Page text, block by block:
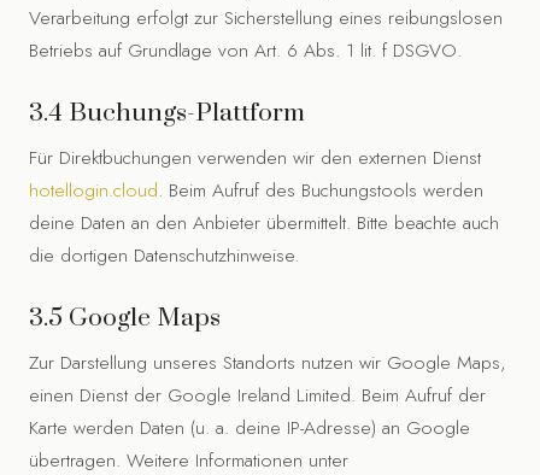
Verarbeitung erfolgt zur Sicherstellung eines reibungslosen
Betriebs auf Grundlage von Art. 6 Abs. 1 lit. f DSGVO.
3.4 Buchungs-Plattform
Für Direktbuchungen verwenden wir den externen Dienst
hotellogin.cloud. Beim Aufruf des Buchungstools werden
deine Daten an den Anbieter übermittelt. Bitte beachte auch
die dortigen Datenschutzhinweise.
3.5 Google Maps
Zur Darstellung unseres Standorts nutzen wir Google Maps,
einen Dienst der Google Ireland Limited. Beim Aufruf der
Karte werden Daten (u. a. deine IP-Adresse) an Google
übertragen. Weitere Informationen unter